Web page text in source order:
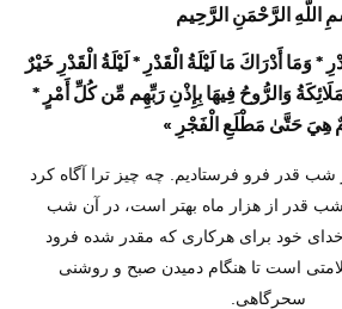
اللَّهِ الرَّحْمَنِ الرَّحِیم
* وَمَا أَدْرَ‌اكَ مَا لَيْلَةُ الْقَدْرِ‌ * لَيْلَةُ الْقَدْرِ‌ خَيْرٌ‌
وَالرُّ‌وحُ فِيهَا بِإِذْنِ رَ‌بِّهِم مِّن كُلِّ أَمْرٍ‌ *
هِيَ حَتَّىٰ مَطْلَعِ الْفَجْرِ‌ »
شب قدر فرو فرستادیم. چه چیز ترا آگاه کرد
از هزار ماه بهتر است، در آن شب
خود برای هرکاری که مقدر شده فرود
است تا هنگام دمیدن صبح و روشنی
سحرگاهی.